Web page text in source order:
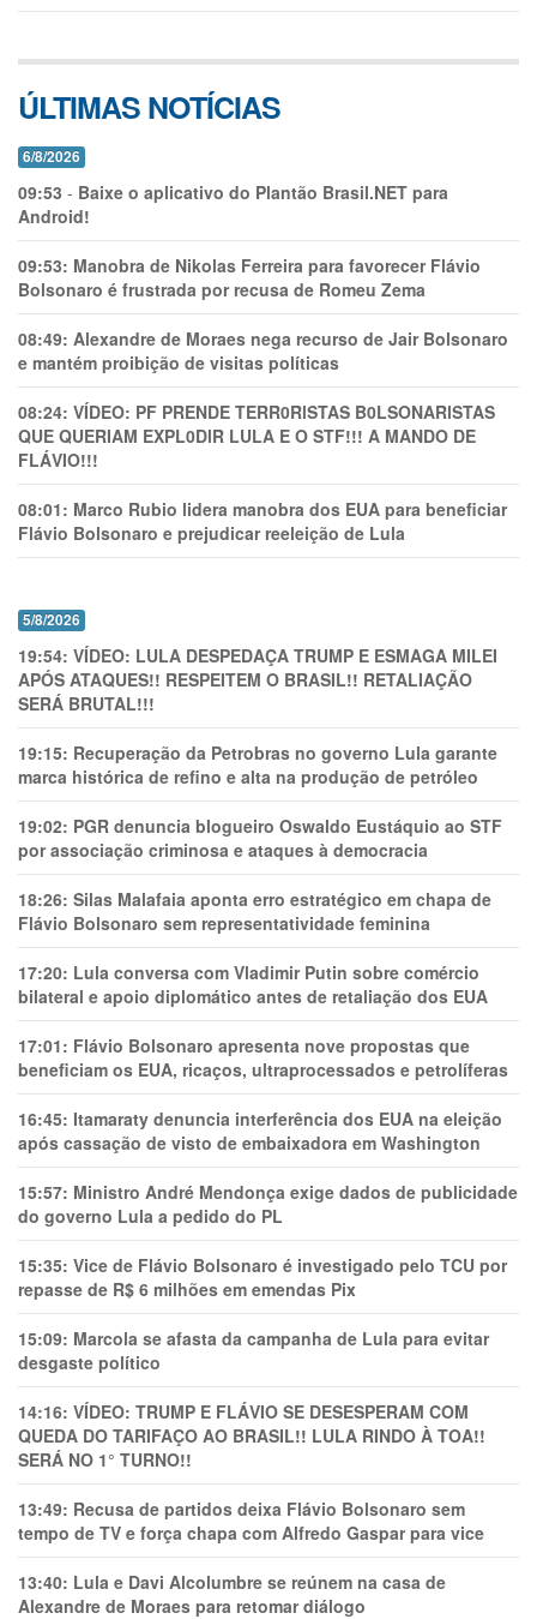
ÚLTIMAS NOTÍCIAS
6/8/2026
09:53 - Baixe o aplicativo do Plantão Brasil.NET para
Android!
09:53: Manobra de Nikolas Ferreira para favorecer Flávio
Bolsonaro é frustrada por recusa de Romeu Zema
08:49: Alexandre de Moraes nega recurso de Jair Bolsonaro
e mantém proibição de visitas políticas
08:24: VÍDEO: PF PRENDE TERR0RlSTAS B0LSONARlSTAS
QUE QUERIAM EXPL0DlR LULA E O STF!!! A MANDO DE
FLÁVIO!!!
08:01: Marco Rubio lidera manobra dos EUA para beneficiar
Flávio Bolsonaro e prejudicar reeleição de Lula
5/8/2026
19:54: VÍDEO: LULA DESPEDAÇA TRUMP E ESMAGA MILEI
APÓS ATAQUES!! RESPEITEM O BRASIL!! RETALIAÇÃO
SERÁ BRUTAL!!!
19:15: Recuperação da Petrobras no governo Lula garante
marca histórica de refino e alta na produção de petróleo
19:02: PGR denuncia blogueiro Oswaldo Eustáquio ao STF
por associação criminosa e ataques à democracia
18:26: Silas Malafaia aponta erro estratégico em chapa de
Flávio Bolsonaro sem representatividade feminina
17:20: Lula conversa com Vladimir Putin sobre comércio
bilateral e apoio diplomático antes de retaliação dos EUA
17:01: Flávio Bolsonaro apresenta nove propostas que
beneficiam os EUA, ricaços, ultraprocessados e petrolíferas
16:45: Itamaraty denuncia interferência dos EUA na eleição
após cassação de visto de embaixadora em Washington
15:57: Ministro André Mendonça exige dados de publicidade
do governo Lula a pedido do PL
15:35: Vice de Flávio Bolsonaro é investigado pelo TCU por
repasse de R$ 6 milhões em emendas Pix
15:09: Marcola se afasta da campanha de Lula para evitar
desgaste político
14:16: VÍDEO: TRUMP E FLÁVIO SE DESESPERAM COM
QUEDA DO TARIFAÇO AO BRASIL!! LULA RINDO À TOA!!
SERÁ NO 1° TURNO!!
13:49: Recusa de partidos deixa Flávio Bolsonaro sem
tempo de TV e força chapa com Alfredo Gaspar para vice
13:40: Lula e Davi Alcolumbre se reúnem na casa de
Alexandre de Moraes para retomar diálogo